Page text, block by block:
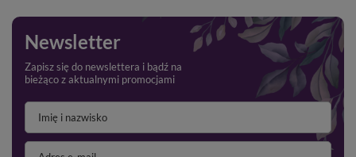
Newsletter
Zapisz się do newslettera i bądź na
bieżąco z aktualnymi promocjami